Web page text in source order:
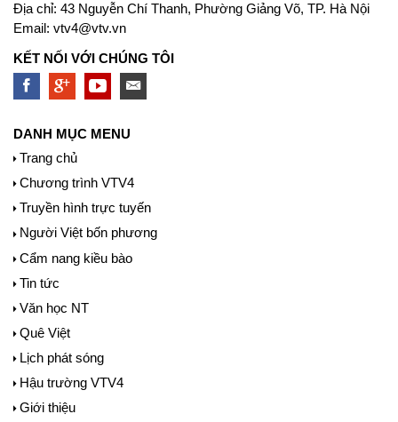
Địa chỉ: 43 Nguyễn Chí Thanh, Phường Giảng Võ, TP. Hà Nội
Email: vtv4@vtv.vn
KẾT NỐI VỚI CHÚNG TÔI
DANH MỤC MENU
Trang chủ
Chương trình VTV4
Truyền hình trực tuyến
Người Việt bốn phương
Cẩm nang kiều bào
Tin tức
Văn học NT
Quê Việt
Lịch phát sóng
Hậu trường VTV4
Giới thiệu